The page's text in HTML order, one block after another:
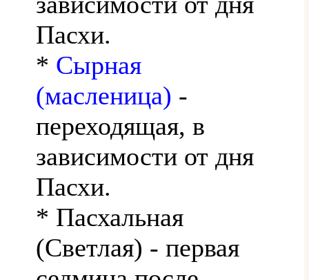
Пасхи.
* Сырная
(масленица) -
переходящая, в
зависимости от дня
Пасхи.
* Пасхальная
(Светлая) - первая